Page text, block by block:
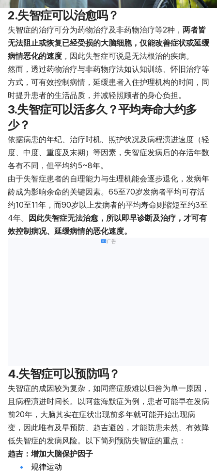
2.失智症可以治愈吗？
失智症的治疗可分为药物治疗及非药物治疗等2种， 两者皆
无法阻止或恢复已经受损的大脑细胞，仅能改善症状或延缓
病情恶化的速度 ，因此失智症可说是无法根治的疾病。
然而，透过药物治疗与非药物疗法如认知训练、怀旧治疗等
方式，可有效控制病情，延缓患者入住护理机构的时间，同
时提升患者的生活品质，并减轻照顾者的身心负担。
3.失智症可以活多久？平均寿命大约多
少？
依据病患的年纪、治疗时机、照护状况及病程演进速度（轻
度、中度、重度及末期）等因素，失智症发病后的存活年数
各有不同，但平均约5~8年。
由于失智症患者的自理能力与生理机能会逐步退化，发病年
龄成为影响余命的关键因素。65至70岁发病者平均可存活
约10至11年，而90岁以上发病者的平均寿命则缩短至约3至
4年。 因此失智症无法治愈，所以即早诊断及治疗，才可有
效控制病况、延缓病情的恶化速度。
广告
4.失智症可以预防吗？
失智症的成因较为复杂，如同癌症般难以归咎为单一原因，
且病程演进时间长。以阿兹海默症为例，患者可能早在发病
前20年，大脑其实在症状出现前多年就可能开始出现病
变，因此唯有及早预防、趋吉避凶，才能防患未然、有效降
低失智症的发病风险。以下简列预防失智症的重点：
趋吉：增加大脑保护因子
规律运动